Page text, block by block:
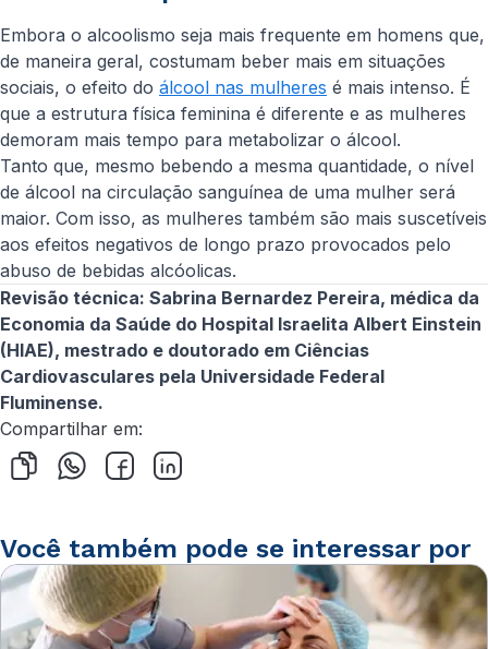
Embora o alcoolismo seja mais frequente em homens que,
de maneira geral, costumam beber mais em situações
sociais, o efeito do álcool nas mulheres é mais intenso. É
que a estrutura física feminina é diferente e as mulheres
demoram mais tempo para metabolizar o álcool.
Tanto que, mesmo bebendo a mesma quantidade, o nível
de álcool na circulação sanguínea de uma mulher será
maior. Com isso, as mulheres também são mais suscetíveis
aos efeitos negativos de longo prazo provocados pelo
abuso de bebidas alcóolicas.
Revisão técnica: Sabrina Bernardez Pereira, médica da
Economia da Saúde do Hospital Israelita Albert Einstein
(HIAE), mestrado e doutorado em Ciências
Cardiovasculares pela Universidade Federal
Fluminense.
Compartilhar em:
Você também pode se interessar por